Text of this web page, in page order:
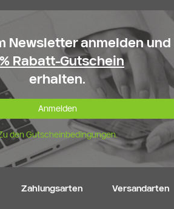
Newsletter anmelden und
Rabatt-Gutschein
erhalten.
Anmelden
den Gutscheinbedingungen.
Zahlungsarten Versandarten